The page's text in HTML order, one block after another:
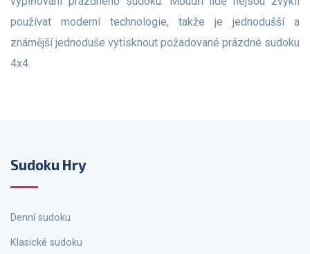
používat moderní technologie, takže je jednodušší a
známější jednoduše vytisknout požadované prázdné sudoku
4x4.
Sudoku Hry
Denní sudoku
Klasické sudoku